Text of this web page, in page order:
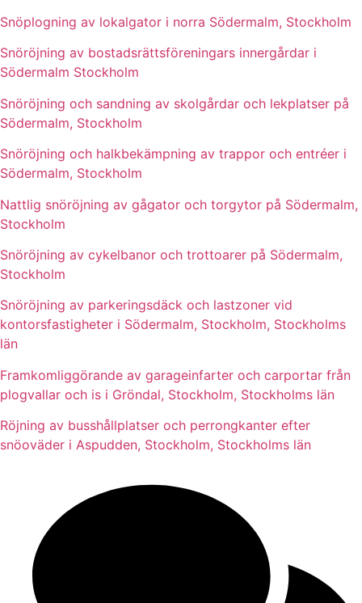
Snöplogning av lokalgator i norra Södermalm, Stockholm
Snöröjning av bostadsrättsföreningars innergårdar i
Södermalm Stockholm
Snöröjning och sandning av skolgårdar och lekplatser på
Södermalm, Stockholm
Snöröjning och halkbekämpning av trappor och entréer i
Södermalm, Stockholm
Nattlig snöröjning av gågator och torgytor på Södermalm,
Stockholm
Snöröjning av cykelbanor och trottoarer på Södermalm,
Stockholm
Snöröjning av parkeringsdäck och lastzoner vid
kontorsfastigheter i Södermalm, Stockholm, Stockholms
län
Framkomliggörande av garageinfarter och carportar från
plogvallar och is i Gröndal, Stockholm, Stockholms län
Röjning av busshållplatser och perrongkanter efter
snöoväder i Aspudden, Stockholm, Stockholms län